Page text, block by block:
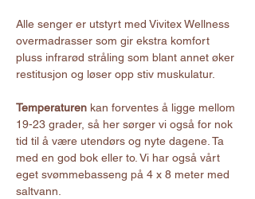
Alle senger er utstyrt med Vivitex Wellness
overmadrasser som gir ekstra komfort
pluss infrarød stråling som blant annet øker
restitusjon og løser opp stiv muskulatur.
Temperaturen kan forventes å ligge mellom
19-23 grader, så her sørger vi også for nok
tid til å være utendørs og nyte dagene. Ta
med en god bok eller to. Vi har også vårt
eget svømmebasseng på 4 x 8 meter med
saltvann.